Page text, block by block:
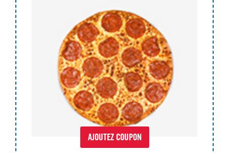
AJOUTEZ COUPON